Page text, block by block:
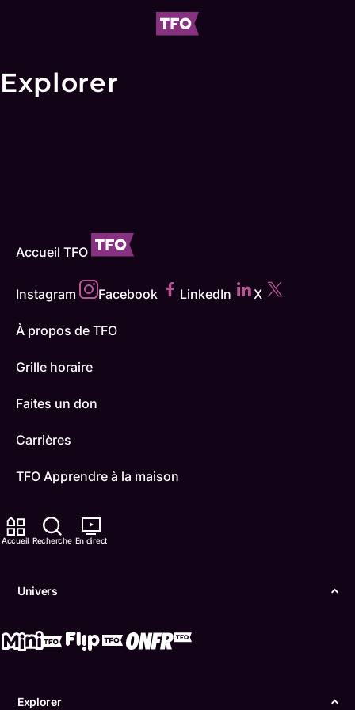
Accueil Recherche En direct
Univers
Explorer
Explorer
Accueil TFO
Instagram Facebook LinkedIn X
À propos de TFO
Grille horaire
Faites un don
Carrières
TFO Apprendre à la maison
Comment nous capter
ONFR
Conditions d'utilisation